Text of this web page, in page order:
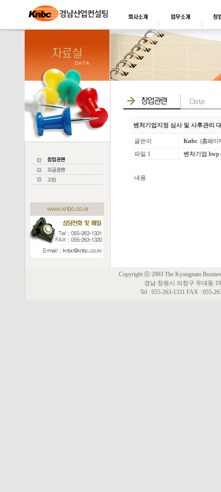
벤처기업지정 심사 및 사후관리
글쓴이 Knbc (홈페이
파일 1
벤처기업.hwp
내용
Copyright ⓒ 2003 The Kyongnam
경남 창원시 의창구 두대동
Tel : 055-263-1331 FAX : 055-